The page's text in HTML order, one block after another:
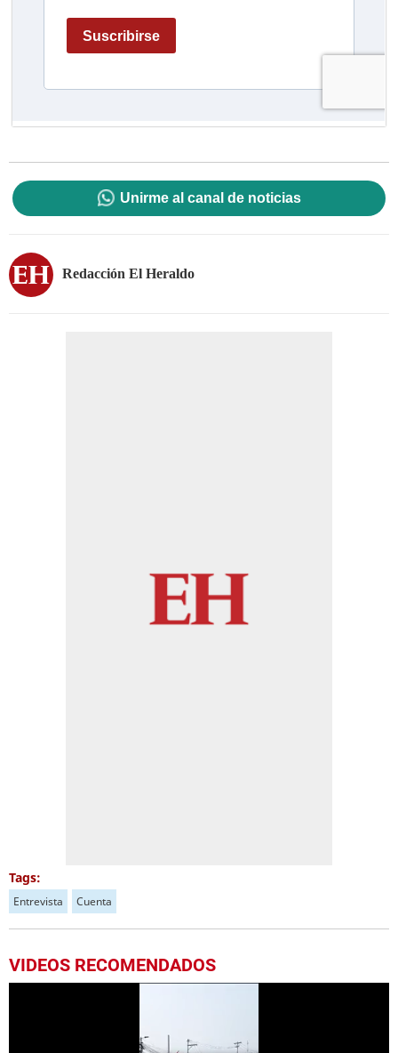
Unirme al canal de noticias
Redacción El Heraldo
Tags:
Entrevista Cuenta
VIDEOS RECOMENDADOS